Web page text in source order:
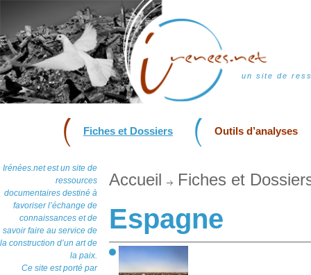
un site de
Fiches et Dossiers Outils d’analyses
Irénées.net est un site de
ressources
documentaires destiné à
favoriser l’échange de
connaissances et de
savoir faire au service de
la construction d’un art de
la paix.
Ce site est porté par
Accueil Fiches et
Espagne